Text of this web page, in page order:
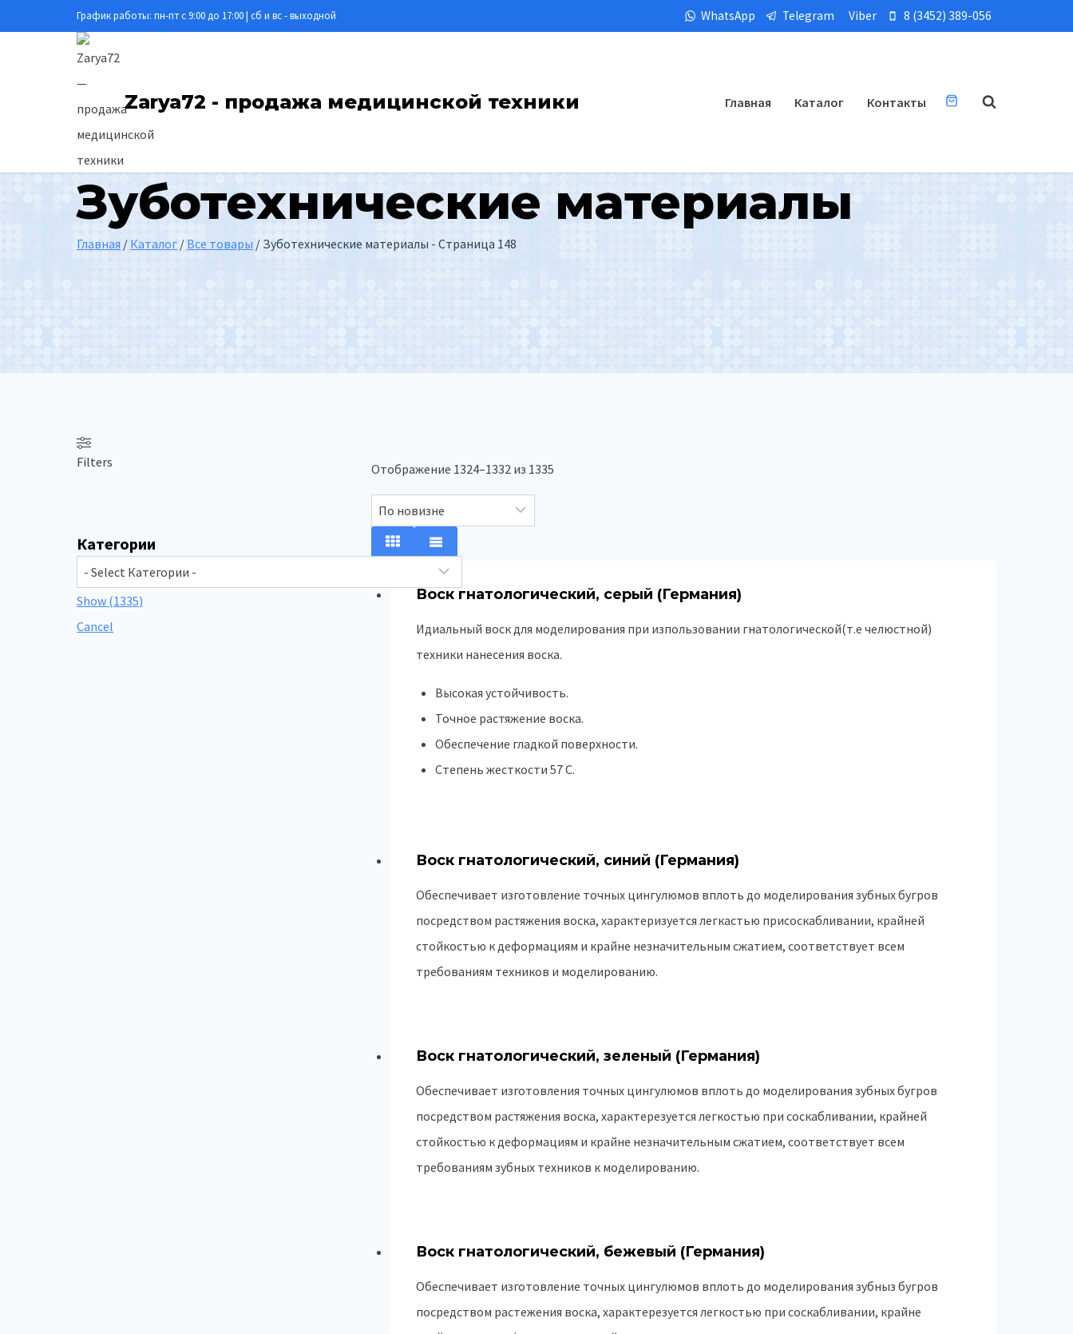
График работы: пн-пт с 9:00 до 17:00 | сб и вс - выходной WhatsApp Telegram Viber 8 (3452) 389-056
Zarya72 - продажа медицинской техники Главная Каталог Контакты
Зуботехнические материалы
Главная / Каталог / Все товары / Зуботехнические материалы - Страница 148
Отображение 1324–1332 из 1335
Воск гнатологический, серый (Германия)
Идиальный воск для моделирования при изпользовании гнатологической(т.е челюстной)
техники нанесения воска.
Высокая устойчивость.
Точное растяжение воска.
Обеспечение гладкой поверхности.
Степень жесткости 57 С.
Воск гнатологический, синий (Германия)
Обеспечивает изготовление точных цингулюмов вплоть до моделирования зубных бугров
посредством растяжения воска, характеризуется легкастью присоскабливании, крайней
стойкостью к деформациям и крайне незначительным сжатием, соответствует всем
требованиям техников и моделированию.
Воск гнатологический, зеленый (Германия)
Обеспечивает изготовления точных цингулюмов вплоть до моделирования зубных бугров
посредством растяжения воска, характерезуется легкостью при соскабливании, крайней
стойкостью к деформациям и крайне незначительным сжатием, соответствует всем
требованиям зубных техников к моделированию.
Воск гнатологический, бежевый (Германия)
Обеспечивает изготовление точных цингулюмов вплоть до моделирования зубныз бугров
посредством растежения воска, характерезуется легкостью при соскабливании, крайне
Filters
Категории
Show (1335)
Cancel